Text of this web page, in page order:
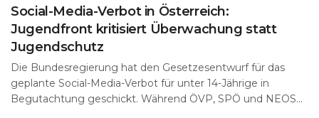
Social-Media-Verbot in Österreich:
Jugendfront kritisiert Überwachung statt
Jugendschutz
Die Bundesregierung hat den Gesetzesentwurf für das
geplante Social-Media-Verbot für unter 14-Jährige in
Begutachtung geschickt. Während ÖVP, SPÖ und NEOS...